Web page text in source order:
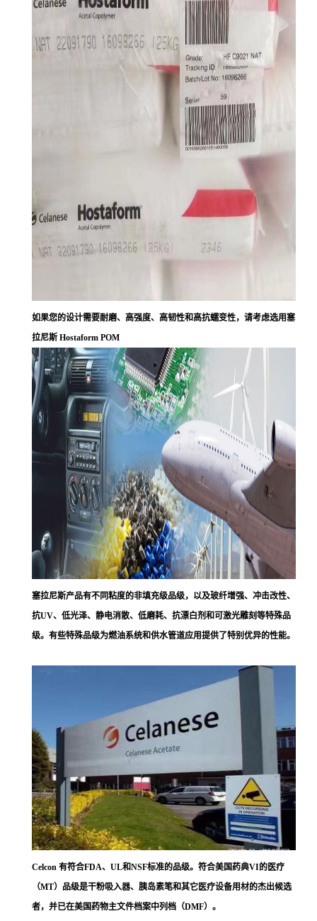
如果您的设计需要耐磨、高强度、高韧性和高抗蠕变性，请考虑选用塞
拉尼斯 Hostaform POM
塞拉尼斯产品有不同粘度的非填充级品级，以及玻纤增强、冲击改性、
抗UV、低光泽、静电消散、低磨耗、抗漂白剂和可激光雕刻等特殊品
级。有些特殊品级为燃油系统和供水管道应用提供了特别优异的性能。
Celcon 有符合FDA、UL和NSF标准的品级。符合美国药典VI的医疗
（MT）品级是干粉吸入器、胰岛素笔和其它医疗设备用材的杰出候选
者，并已在美国药物主文件档案中列档（DMF）。